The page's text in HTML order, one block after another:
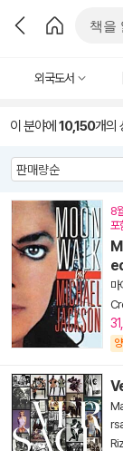
외국도서
이 분야에 10,150개의
8
포
마